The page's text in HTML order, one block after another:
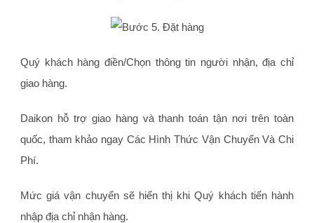
Quý khách hàng điền/Chọn thông tin người nhận, địa chỉ
giao hàng.
Daikon hỗ trợ giao hàng và thanh toán tận nơi trên toàn
quốc, tham khảo ngay Các Hình Thức Vận Chuyển Và Chi
Phí.
Mức giá vận chuyển sẽ hiển thị khi Quý khách tiến hành
nhập địa chỉ nhận hàng.